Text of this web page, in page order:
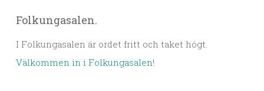
Folkungasalen.
I Folkungasalen är ordet fritt och taket högt.
Välkommen in i Folkungasalen!